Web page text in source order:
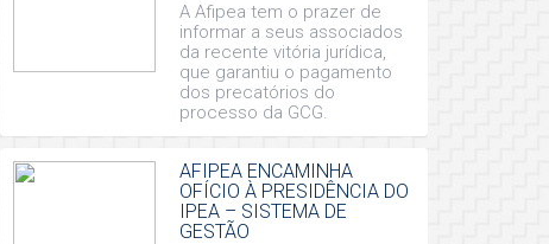
A Afipea tem o prazer de
informar a seus associados
da recente vitória jurídica,
que garantiu o pagamento
dos precatórios do
processo da GCG.
AFIPEA ENCAMINHA
OFÍCIO À PRESIDÊNCIA DO
IPEA – SISTEMA DE
GESTÃO